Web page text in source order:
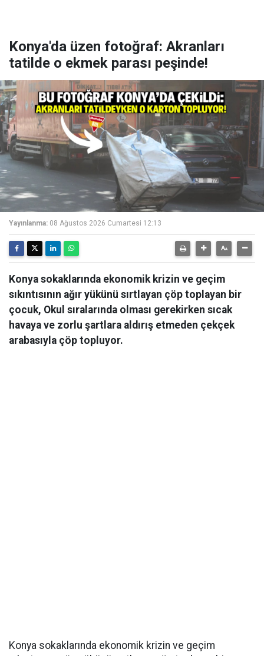
Konya'da üzen fotoğraf: Akranları
tatilde o ekmek parası peşinde!
Yayınlanma: 08 Ağustos 2026 Cumartesi 12:13
Konya sokaklarında ekonomik krizin ve geçim
sıkıntısının ağır yükünü sırtlayan çöp toplayan bir
çocuk, Okul sıralarında olması gerekirken sıcak
havaya ve zorlu şartlara aldırış etmeden çekçek
arabasıyla çöp topluyor.
Konya sokaklarında ekonomik krizin ve geçim